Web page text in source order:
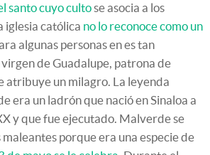
santo cuyo cultose asocia a los
iglesia católica no lo reconoce como un
algunas personas en es tan
de Guadalupe, patrona de
atribuye un milagro. La leyenda
era un ladrón que nació en Sinaloa a
y que fue ejecutado. Malverde se
porque era una especie de